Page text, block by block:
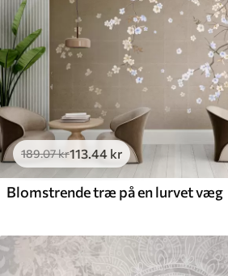
189.07kr113.44 kr
Blomstrende træ på en lurvet væg